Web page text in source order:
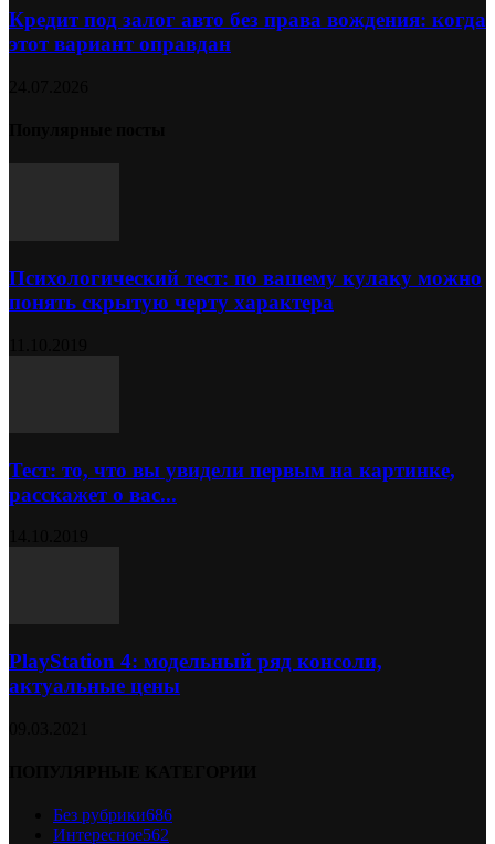
Кредит под залог авто без права вождения: когда
этот вариант оправдан
Психологический тест: по вашему кулаку можно
понять скрытую черту характера
Тест: то, что вы увидели первым на картинке,
расскажет о вас...
PlayStation 4: модельный ряд консоли,
актуальные цены
Без рубрики686
Интересное562